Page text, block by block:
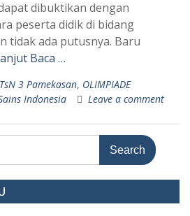
dibuktikan dengan
peserta didik di bidang
tidak ada putusnya. Baru
Baca …
3 Pamekasan, OLIMPIADE
Indonesia Leave a comment